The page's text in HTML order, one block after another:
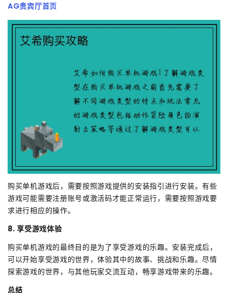
AG贵宾厅首页
购买单机游戏后，需要按照游戏提供的安装指引进行安装。有些
游戏可能需要注册账号或激活码才能正常运行，需要按照游戏要
求进行相应的操作。
8. 享受游戏体验
购买单机游戏的最终目的是为了享受游戏的乐趣。安装完成后，
可以开始享受游戏的世界，体验其中的故事、挑战和乐趣。尽情
探索游戏的世界，与其他玩家交流互动，畅享游戏带来的乐趣。
总结